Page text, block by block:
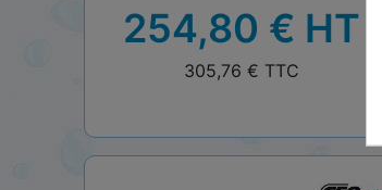
254,80 € HT
305,76 € TTC